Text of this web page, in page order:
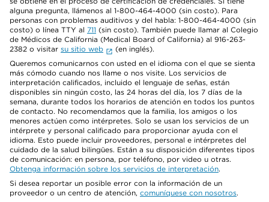
alguna pregunta, llámenos al 1-800-464-4000 (sin costo). Para
personas con problemas auditivos y del habla: 1-800-464-4000 (sin
costo) o línea TTY al 711 (sin costo). También puede llamar al Colegio
de Médicos de California (Medical Board of California) al 916-263-
2382 o visitar su sitio web
(en inglés).
Queremos comunicarnos con usted en el idioma con el que se sienta
más cómodo cuando nos llame o nos visite. Los servicios de
interpretación calificados, incluido el lenguaje de señas, están
disponibles sin ningún costo, las 24 horas del día, los 7 días de la
semana, durante todos los horarios de atención en todos los puntos
de contacto. No recomendamos que la familia, los amigos o los
menores actúen como intérpretes. Solo se usan los servicios de un
intérprete y personal calificado para proporcionar ayuda con el
idioma. Esto puede incluir proveedores, personal e intérpretes del
cuidado de la salud bilingües. Están a su disposición diferentes tipos
de comunicación: en persona, por teléfono, por video u otras.
Obtenga información sobre los servicios de interpretación.
Si desea reportar un posible error con la información de un
proveedor o un centro de atención, comuníquese con nosotros.